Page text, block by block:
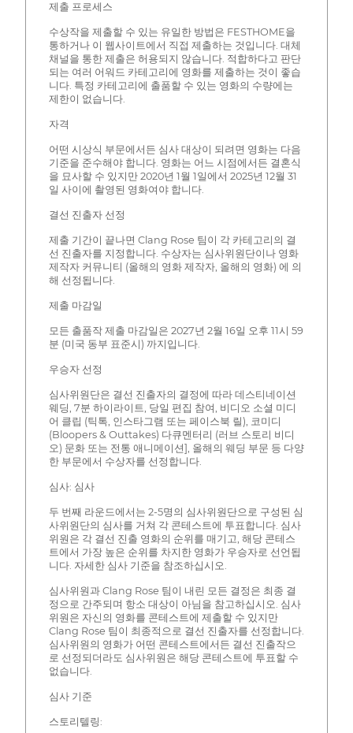
제출 프로세스
수상작을 제출할 수 있는 유일한 방법은 FESTHOME을
통하거나 이 웹사이트에서 직접 제출하는 것입니다. 대체
채널을 통한 제출은 허용되지 않습니다. 적합하다고 판단
되는 여러 어워드 카테고리에 영화를 제출하는 것이 좋습
니다. 특정 카테고리에 출품할 수 있는 영화의 수량에는
제한이 없습니다.
자격
어떤 시상식 부문에서든 심사 대상이 되려면 영화는 다음
기준을 준수해야 합니다. 영화는 어느 시점에서든 결혼식
을 묘사할 수 있지만 2020년 1월 1일에서 2025년 12월 31
일 사이에 촬영된 영화여야 합니다.
결선 진출자 선정
제출 기간이 끝나면 Clang Rose 팀이 각 카테고리의 결
선 진출자를 지정합니다. 수상자는 심사위원단이나 영화
제작자 커뮤니티 (올해의 영화 제작자, 올해의 영화) 에 의
해 선정됩니다.
제출 마감일
모든 출품작 제출 마감일은 2027년 2월 16일 오후 11시 59
분 (미국 동부 표준시) 까지입니다.
우승자 선정
심사위원단은 결선 진출자의 결정에 따라 데스티네이션
웨딩, 7분 하이라이트, 당일 편집 참여, 비디오 소셜 미디
어 클립 (틱톡, 인스타그램 또는 페이스북 릴), 코미디
(Bloopers & Outtakes) 다큐멘터리 (러브 스토리 비디
오) 문화 또는 전통 애니메이션], 올해의 웨딩 부문 등 다양
한 부문에서 수상자를 선정합니다.
심사: 심사
두 번째 라운드에서는 2-5명의 심사위원단으로 구성된 심
사위원단의 심사를 거쳐 각 콘테스트에 투표합니다. 심사
위원은 각 결선 진출 영화의 순위를 매기고, 해당 콘테스
트에서 가장 높은 순위를 차지한 영화가 우승자로 선언됩
니다. 자세한 심사 기준을 참조하십시오.
심사위원과 Clang Rose 팀이 내린 모든 결정은 최종 결
정으로 간주되며 항소 대상이 아님을 참고하십시오. 심사
위원은 자신의 영화를 콘테스트에 제출할 수 있지만
Clang Rose 팀이 최종적으로 결선 진출자를 선정합니다.
심사위원의 영화가 어떤 콘테스트에서든 결선 진출작으
로 선정되더라도 심사위원은 해당 콘테스트에 투표할 수
없습니다.
심사 기준
스토리텔링: